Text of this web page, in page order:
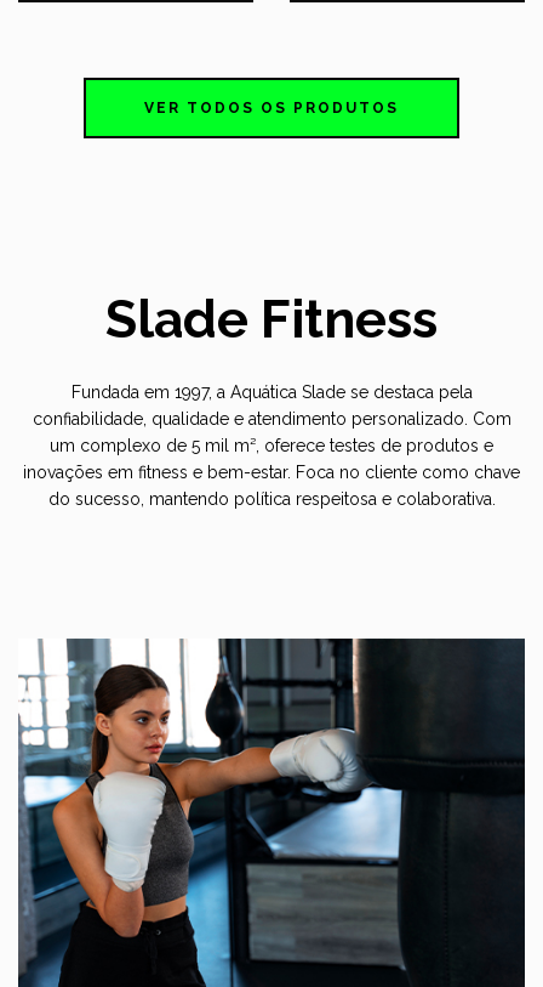
VER TODOS OS PRODUTOS
Slade Fitness
Fundada em 1997, a Aquática Slade se destaca pela
confiabilidade, qualidade e atendimento personalizado. Com
um complexo de 5 mil m², oferece testes de produtos e
inovações em fitness e bem-estar. Foca no cliente como chave
do sucesso, mantendo política respeitosa e colaborativa.